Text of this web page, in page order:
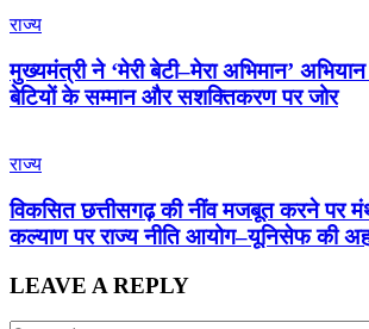
राज्य
मुख्यमंत्री ने ‘मेरी बेटी–मेरा अभिमान’
बेटियों के सम्मान और सशक्तिकरण पर जोर
राज्य
विकसित छत्तीसगढ़ की नींव मजबूत करने पर
कल्याण पर राज्य नीति आयोग–यूनिसेफ की
LEAVE A REPLY